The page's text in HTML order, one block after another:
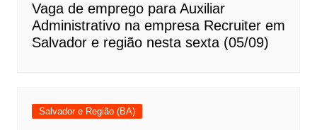
Vaga de emprego para Auxiliar
Administrativo na empresa Recruiter em
Salvador e região nesta sexta (05/09)
Salvador e Região (BA)